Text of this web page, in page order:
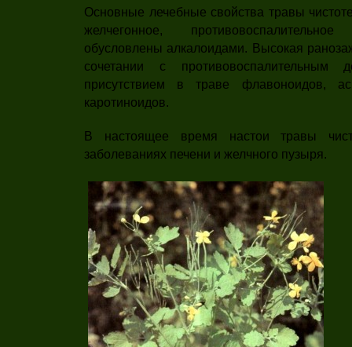
Основные лечебные свойства тра­вы
желчегонное,
обусловлены алка­лоидами. Высокая
сочетании с противо­воспалительным
присутствием в траве флавоноидов,
каротиноидов.
В настоящее время настои травы
заболевани­ях печени и желчного пузыря.